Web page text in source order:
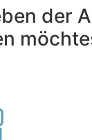
der